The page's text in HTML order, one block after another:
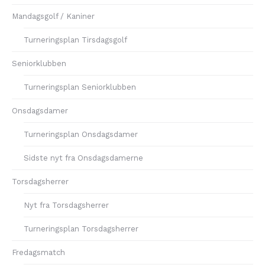
Mandagsgolf / Kaniner
Turneringsplan Tirsdagsgolf
Seniorklubben
Turneringsplan Seniorklubben
Onsdagsdamer
Turneringsplan Onsdagsdamer
Sidste nyt fra Onsdagsdamerne
Torsdagsherrer
Nyt fra Torsdagsherrer
Turneringsplan Torsdagsherrer
Fredagsmatch